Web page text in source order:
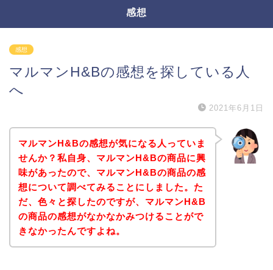
感想
感想
マルマンH&Bの感想を探している人
へ
2021年6月1日
マルマンH&Bの感想が気になる人っていま
せんか？私自身、マルマンH&Bの商品に興
味があったので、マルマンH&Bの商品の感
想について調べてみることにしました。た
だ、色々と探したのですが、マルマンH&B
の商品の感想がなかなかみつけることがで
きなかったんですよね。